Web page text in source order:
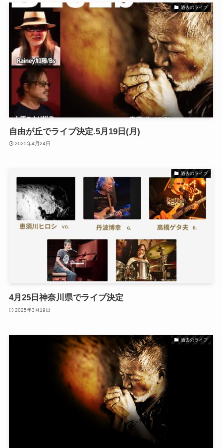
過去のライブ
自由が丘でライブ決定.5月19日(月)
2025年4月24日
過去のライブ
4月25日神奈川県でライブ決定
2025年3月19日
過去のライブ